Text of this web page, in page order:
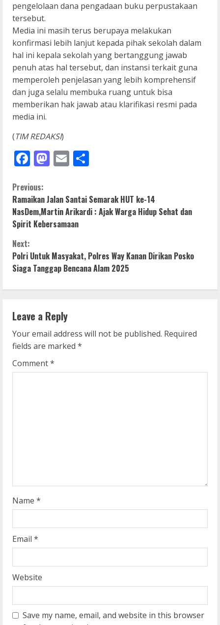
pengelolaan dana pengadaan buku perpustakaan
tersebut.
Media ini masih terus berupaya melakukan
konfirmasi lebih lanjut kepada pihak sekolah dalam
hal ini kepala sekolah yang bertanggung jawab
penuh atas hal tersebut, dan instansi terkait guna
memperoleh penjelasan yang lebih komprehensif
dan juga selalu membuka ruang untuk bisa
memberikan hak jawab atau klarifikasi resmi pada
media ini.
(TIM REDAKSI)
Facebook
Mastodon
Email
C
o
n
t
i
n
u
e
R
e
g
Previous:
Ramaikan Jalan Santai Semarak HUT ke-14
NasDem,Martin Arikardi : Ajak Warga Hidup Sehat dan
Spirit Kebersamaan
Next:
Polri Untuk Masyakat, Polres Way Kanan Dirikan Posko
Siaga Tanggap Bencana Alam 2025
Leave a Reply
Your email address will not be published. Required
fields are marked *
Comment*
Name *
Email *
Website
Save my name, email, and website in this browser